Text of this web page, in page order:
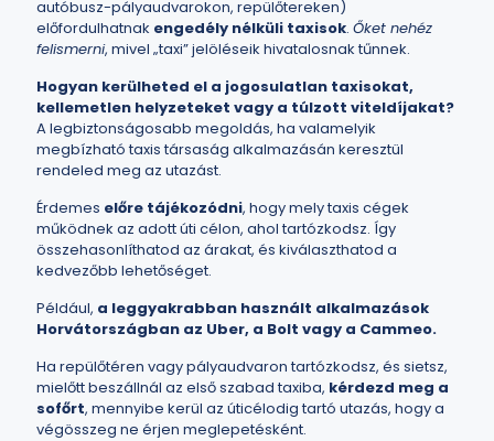
autóbusz-pályaudvarokon, repülőtereken)
előfordulhatnak engedély nélküli taxisok. Őket nehéz
felismerni, mivel „taxi” jelöléseik hivatalosnak tűnnek.
Hogyan kerülheted el a jogosulatlan taxisokat,
kellemetlen helyzeteket vagy a túlzott viteldíjakat?
A legbiztonságosabb megoldás, ha valamelyik
megbízható taxis társaság alkalmazásán keresztül
rendeled meg az utazást.
Érdemes előre tájékozódni, hogy mely taxis cégek
működnek az adott úti célon, ahol tartózkodsz. Így
összehasonlíthatod az árakat, és kiválaszthatod a
kedvezőbb lehetőséget.
Például, a leggyakrabban használt alkalmazások
Horvátországban az Uber, a Bolt vagy a Cammeo.
Ha repülőtéren vagy pályaudvaron tartózkodsz, és sietsz,
mielőtt beszállnál az első szabad taxiba, kérdezd meg a
sofőrt, mennyibe kerül az úticélodig tartó utazás, hogy a
végösszeg ne érjen meglepetésként.